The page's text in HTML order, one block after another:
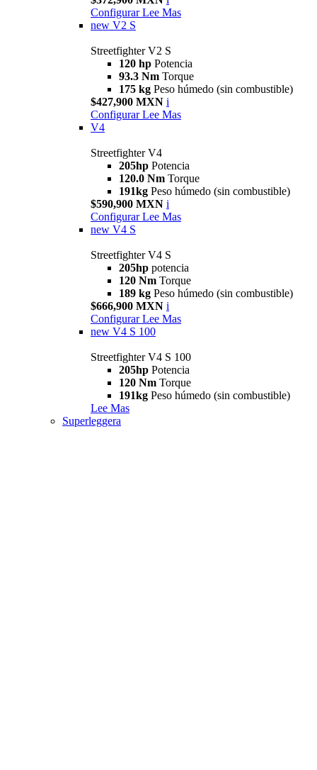
Configurar Lee Mas
new V2 S
Streetfighter V2 S
120 hp Potencia
93.3 Nm Torque
175 kg Peso húmedo (sin combustible)
$427,900 MXN i
Configurar Lee Mas
V4
Streetfighter V4
205hp Potencia
120.0 Nm Torque
191kg Peso húmedo (sin combustible)
$590,900 MXN i
Configurar Lee Mas
new V4 S
Streetfighter V4 S
205hp potencia
120 Nm Torque
189 kg Peso húmedo (sin combustible)
$666,900 MXN i
Configurar Lee Mas
new V4 S 100
Streetfighter V4 S 100
205hp Potencia
120 Nm Torque
191kg Peso húmedo (sin combustible)
Lee Mas
Superleggera